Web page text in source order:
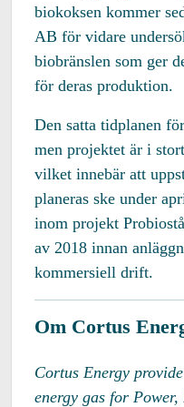
biokoksen kommer
AB för vidare
biobränslen som ger
för deras produktion.
Den satta tidplanen
men projektet är i
vilket innebär att
planeras ske under
inom projekt
av 2018 innan
kommersiell drift.
Om Cortus
Cortus Energy
energy gas for